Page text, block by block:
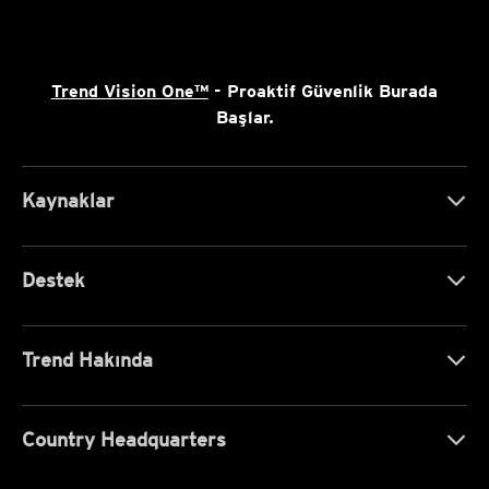
Trend Vision One™ - Proaktif Güvenlik Burada
Başlar.
Kaynaklar
Destek
Trend Hakında
Country Headquarters